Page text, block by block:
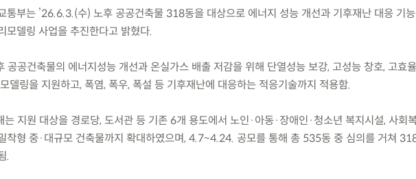
통부는 ’26.6.3.(수) 노후 공공건축물 318동을 대상으로 에너지 성능 개선과 기후재난 대응 기
모델링 사업을 추진한다고 밝혔다.
공공건축물의 에너지성능 개선과 온실가스 배출 저감을 위해 단열성능 보강, 고성능 창호, 고효
델링을 지원하고, 폭염, 폭우, 폭설 등 기후재난에 대응하는 적응기술까지 적용함.
는 지원 대상을 경로당, 도서관 등 기존 6개 용도에서 노인·아동·장애인·청소년 복지시설, 사회
착형 중·대규모 건축물까지 확대하였으며, 4.7~4.24. 공모를 통해 총 535동 중 심의를 거쳐
.